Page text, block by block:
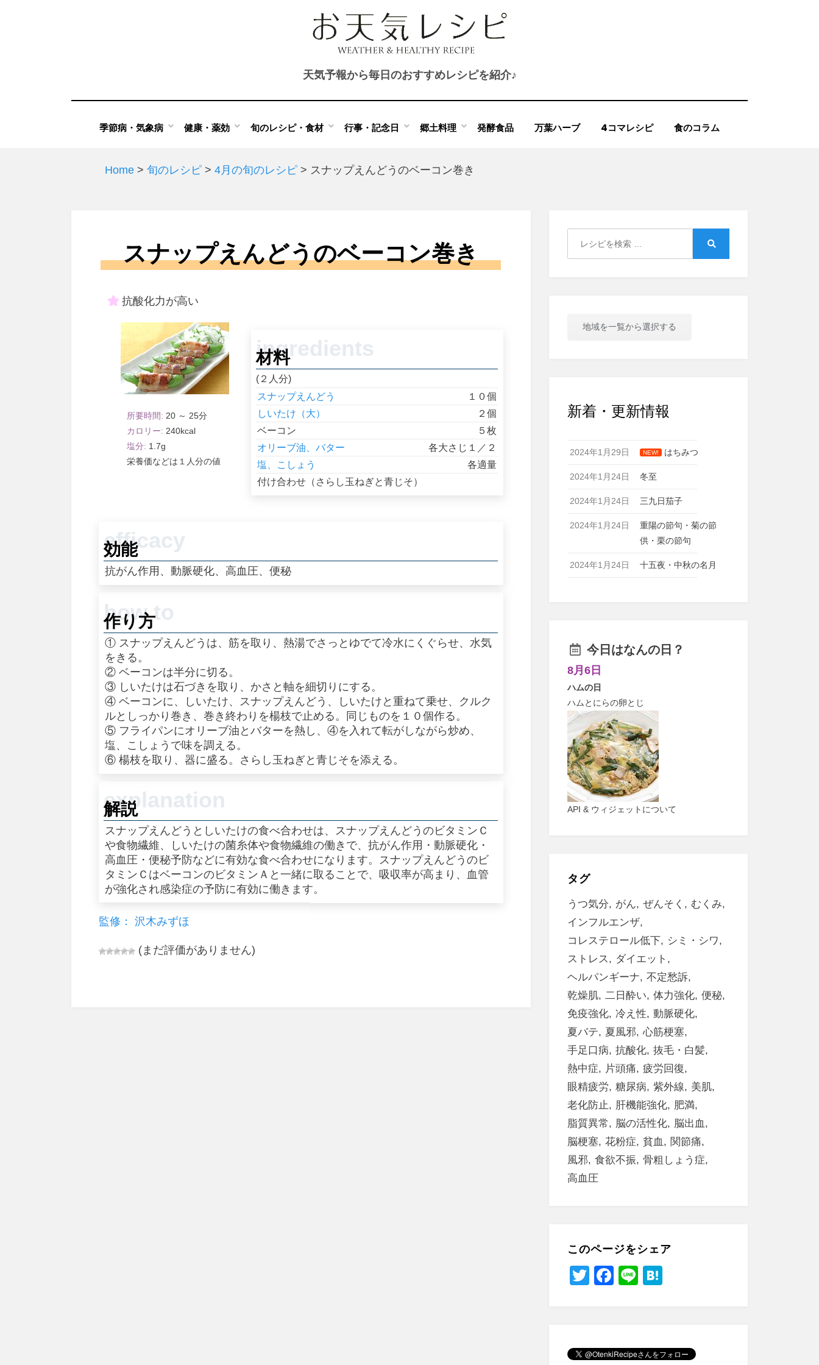
天気予報から毎日のおすすめレシピを紹介♪
季節病・気象病 健康・薬効 旬のレシピ・食材 行事・記念日 郷土料理 発酵食品 万葉ハーブ 4コマレシピ 食のコラム
Home > 旬のレシピ > 4月の旬のレシピ > スナップえんどうのベーコン巻き
スナップえんどうのベーコン巻き
抗酸化力が高い
20 ～ 25
240
1.7
１人分
材料
(２人分)
スナップえんどう
１０個
しいたけ（大）
２個
ベーコン
５枚
オリーブ油、バター
各大さじ１／２
塩、こしょう
各適量
付け合わせ（さらし玉ねぎと青じそ）
効能
抗がん作用、動脈硬化、高血圧、便秘
作り方
① スナップえんどうは、筋を取り、熱湯でさっとゆでて冷水にくぐらせ、水気
をきる。
② ベーコンは半分に切る。
③ しいたけは石づきを取り、かさと軸を細切りにする。
④ ベーコンに、しいたけ、スナップえんどう、しいたけと重ねて乗せ、クルク
ルとしっかり巻き、巻き終わりを楊枝で止める。同じものを１０個作る。
⑤ フライパンにオリーブ油とバターを熱し、④を入れて転がしながら炒め、
塩、こしょうで味を調える。
⑥ 楊枝を取り、器に盛る。さらし玉ねぎと青じそを添える。
解説
スナップえんどうとしいたけの食べ合わせは、スナップえんどうのビタミンＣ
や食物繊維、しいたけの菌糸体や食物繊維の働きで、抗がん作用・動脈硬化・
高血圧・便秘予防などに有効な食べ合わせになります。スナップえんどうのビ
タミンＣはベーコンのビタミンＡと一緒に取ることで、吸収率が高まり、血管
が強化され感染症の予防に有効に働きます。
監修： 沢木みずほ
(まだ評価がありません)
地域を一覧から選択する
新着・更新情報
2024年1月29日 NEW! はちみつ
2024年1月24日 冬至
2024年1月24日 三九日茄子
2024年1月24日
重陽の節句・菊の節
供・栗の節句
2024年1月24日 十五夜・中秋の名月
今日はなんの日？
8月6日
ハムの日
ハムとにらの卵とじ
API & ウィジェットについて
タグ
うつ気分 がん ぜんそく
むくみ
インフルエンザ
コレステロール低下
シミ・シワ
ストレス
ダイエット
ヘルパンギーナ
不定愁訴
乾燥肌 二日酔い 体力強化 便秘
免疫強化 冷え性
動脈硬化
夏バテ
夏風邪
心筋梗塞
手足口病
抗酸化 抜毛・白髪
熱中症
片頭痛
疲労回復
眼精疲労
糖尿病 紫外線
美肌
老化防止
肝機能強化
肥満
脂質異常
脳の活性化
脳出血
脳梗塞
花粉症 貧血
関節痛
風邪
食欲不振
骨粗しょう症
高血圧
このページをシェア
T
F
b
Li
a